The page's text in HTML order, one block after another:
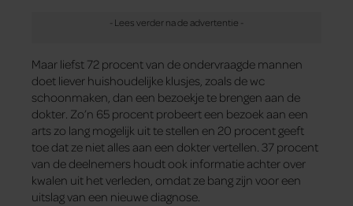
Maar liefst 72 procent van de ondervraagde mannen
doet liever huishoudelijke klusjes, zoals de wc
schoonmaken, dan een bezoekje te brengen aan de
dokter. Zo’n 65 procent probeert een bezoek aan een
arts zo lang mogelijk uit te stellen en 20 procent geeft
toe dat ze niet alles aan een dokter vertellen. 37 procent
van de deelnemers houdt ook informatie achter over
kwalen uit het verleden, omdat ze bang zijn voor een
uitslag van een nieuwe diagnose.